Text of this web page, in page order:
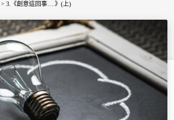
> 3.《創意這回事….》(上)